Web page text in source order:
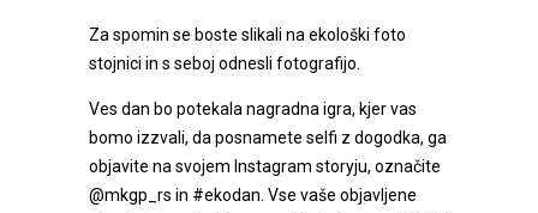
Za spomin se boste slikali na ekološki foto
stojnici in s seboj odnesli fotografijo.
Ves dan bo potekala nagradna igra, kjer vas
bomo izzvali, da posnamete selfi z dogodka, ga
objavite na svojem Instagram storyju, označite
@mkgp_rs in #ekodan. Vse vaše objavljene